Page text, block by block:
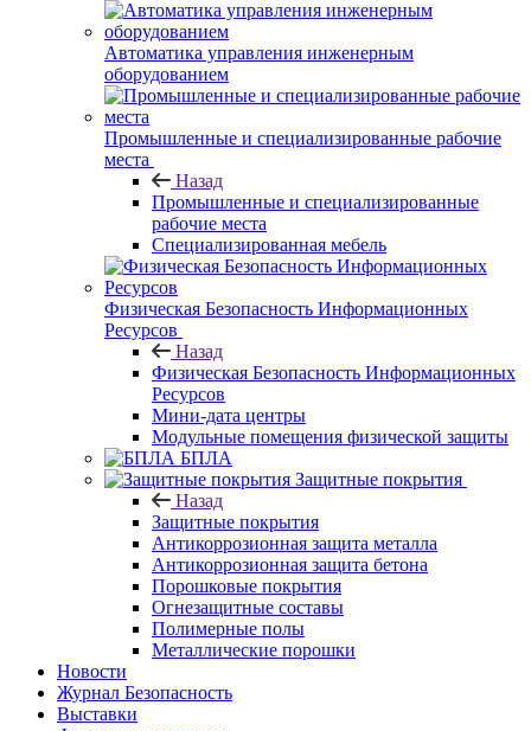
Автоматика управления инженерным
оборудованием
Промышленные и специализированные рабочие
места
Назад
Промышленные и специализированные
рабочие места
Специализированная мебель
Физическая Безопасность Информационных
Ресурсов
Назад
Физическая Безопасность Информационных
Ресурсов
Мини-дата центры
Модульные помещения физической защиты
БПЛА
Защитные покрытия
Назад
Защитные покрытия
Антикоррозионная защита металла
Антикоррозионная защита бетона
Порошковые покрытия
Огнезащитные составы
Полимерные полы
Металлические порошки
Новости
Журнал Безопасность
Выставки